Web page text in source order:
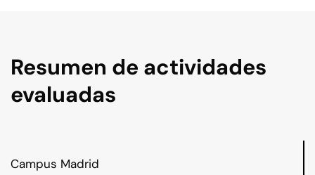
Resumen de actividades
evaluadas
Campus Madrid